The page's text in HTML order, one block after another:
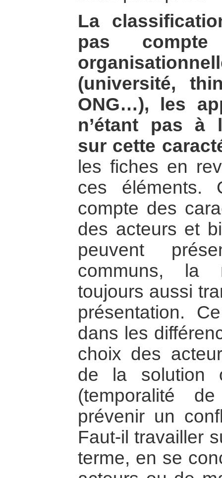
La
pas
(université,
ONG…), les
n’étant pas à
sur cette
les fiches en
ces éléments.
compte des
des acteurs et
peuvent
communs, la
toujours aussi
présentation.
dans les
choix des
de la solution
(temporalité
prévenir un
Faut-il travailler
terme, en se